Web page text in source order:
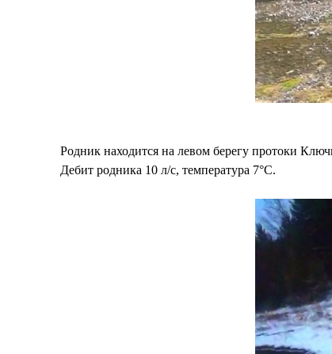
Родник находится на левом берегу протоки
Дебит родника 10 л/с, температура 7°С.